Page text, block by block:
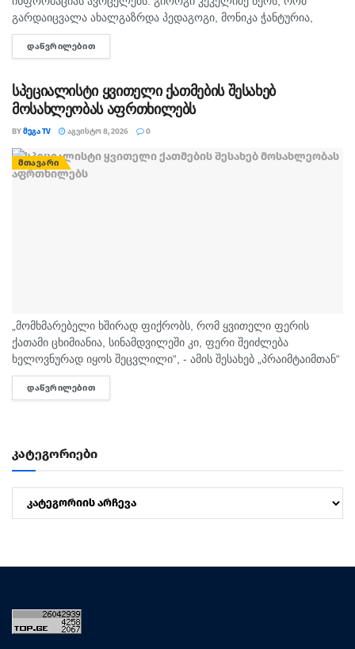
გარდაიცვალა ახალგაზრდა პედაგოგი, მონიკა ჭანტურია,
რომელიც თავისი მოსწავლეების მიმართ განსაკუთრებული
სიყვარულით გამოირჩეოდა. „არასდროს მგონებია, რომ აქ,
ᲓᲐᲬᲕᲠᲘᲚᲔᲑᲘᲗ
სპეციალისტი ყვითელი ქათმების შესახებ
მოსახლეობას აფრთხილებს
BYᲛᲔᲒᲐ TV ᲐᲒᲕᲘᲡᲢᲝ 8, 2026 0
ᲛᲗᲐᲕᲐᲠᲘ
„მომხმარებელი ხშირად ფიქრობს, რომ ყვითელი ფერის
ქათამი ცხიმიანია, სინამდვილეში კი, ფერი შეიძლება
ხელოვნურად იყოს შეცვლილი“, - ამის შესახებ „პრაიმტაიმთან“
სურსათის უვნებლობის სპეციალისტი, ირაკლი არაბული
საუბრობს. „ბაზარი ითხოვს, რომ ქათამი იყოს...
ᲓᲐᲬᲕᲠᲘᲚᲔᲑᲘᲗ
კატეგორიები
კატეგორიები